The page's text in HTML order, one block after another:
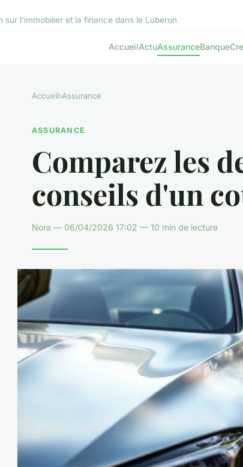
sur l'immobilier et la finance dans le Luberon
AccueilActuAssuranceBanque
Accueil›Assurance
ASSURANCE
Comparez les
conseils d'un
Nora — 06/04/2026 17:02 — 10 min de lecture